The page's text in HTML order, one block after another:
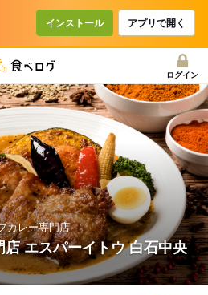
インストール アプリで開く
ログイン
カレー専門店
エスパーイトウ 白石中央